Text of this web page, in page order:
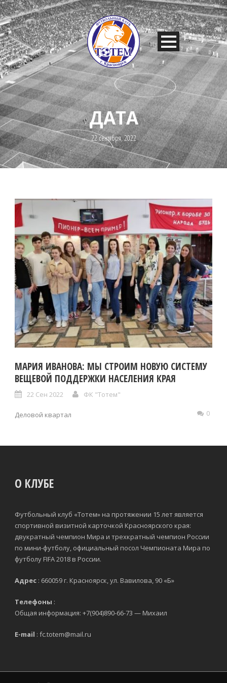
ДАТА
22 сентября, 2022
МАРИЯ ИВАНОВА: МЫ СТРОИМ НОВУЮ СИСТЕМУ
ВЕЩЕВОЙ ПОДДЕРЖКИ НАСЕЛЕНИЯ КРАЯ
22 Сен 2022 ФК "Тотем"
Деловой квартал 0
О КЛУБЕ
Футбольный клуб «Тотем» на протяжении 15 лет является
спортивной визитной карточкой Красноярского края:
двукратный чемпион Мира и трехкратный чемпион России
по мини-футболу, официальный посол Чемпионата Мира по
футболу FIFA 2018 в России.
Адрес : 660059 г. Красноярск, ул. Вавилова, 90 «Б»
Телефоны :
Общая информация: +7(904)890-66-73 — Михаил
E-mail : fc.totem@mail.ru